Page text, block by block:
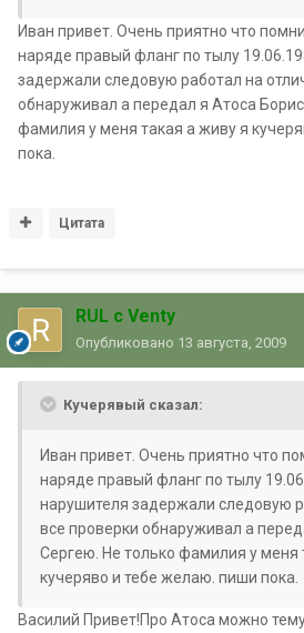
Иван привет. Очень приятно что
наряде правый фланг по тылу
задержали следовую работал на
обнаруживал а передал я Атоса
фамилия у меня такая а живу я
пока.
Цитата
RUL с Venty
Опубликовано 13 августа, 2009
Кучерявый сказал:
Иван привет. Очень приятно что
наряде правый фланг по тылу
нарушителя задержали следовую
все проверки обнаруживал а
Сергею. Не только фамилия у меня
кучеряво и тебе желаю. пиши пока.
Василий Привет!Про Атоса можно